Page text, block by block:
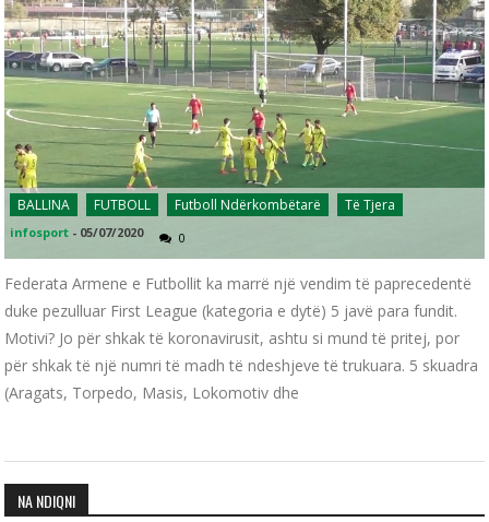
BALLINA FUTBOLL Futboll Ndërkombëtarë Të Tjera
infosport - 05/07/2020 0
Federata Armene e Futbollit ka marrë një vendim të paprecedentë
duke pezulluar First League (kategoria e dytë) 5 javë para fundit.
Motivi? Jo për shkak të koronavirusit, ashtu si mund të pritej, por
për shkak të një numri të madh të ndeshjeve të trukuara. 5 skuadra
(Aragats, Torpedo, Masis, Lokomotiv dhe
NA NDIQNI